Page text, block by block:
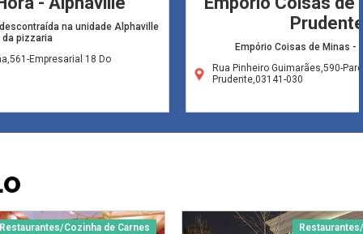
na unidade Alphaville
da pizzaria
Empresarial 18 Do
Empório Coisas de Minas -
Rua Pinheiro Guimarães,590-
Prudente,03141-030
Restaurantes/Cozinha de Carnes